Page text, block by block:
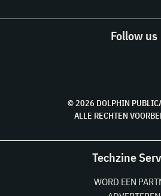
Follow us
© 2026 DOLPHIN
ALLE RECHTEN
Techzine
WORD EEN